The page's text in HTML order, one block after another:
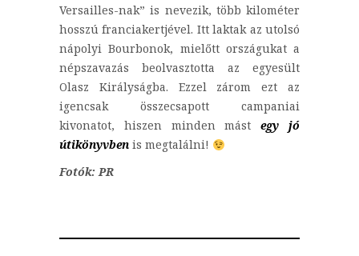
Versailles-nak” is nevezik, több kilométer
hosszú franciakertjével. Itt laktak az utolsó
nápolyi Bourbonok, mielőtt országukat a
népszavazás beolvasztotta az egyesült
Olasz Királyságba. Ezzel zárom ezt az
igencsak összecsapott campaniai
kivonatot, hiszen minden mástegy jó
útikönyvben is megtalálni!
Fotók: PR